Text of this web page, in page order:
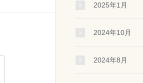
2025年1月
2024年10月
2024年8月